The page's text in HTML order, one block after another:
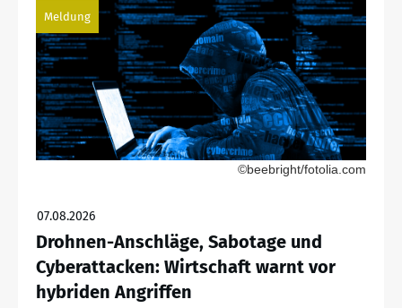
Meldung
©beebright/fotolia.com
07.08.2026
Drohnen-Anschläge, Sabotage und
Cyberattacken: Wirtschaft warnt vor
hybriden Angriffen